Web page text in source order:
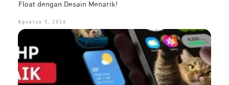
Float dengan Desain Menarik!
Agustus 5, 2026